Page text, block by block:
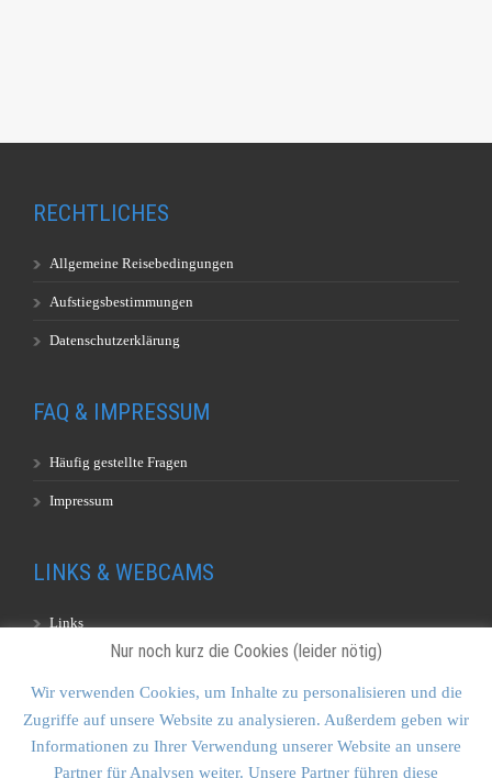
RECHTLICHES
Allgemeine Reisebedingungen
Aufstiegsbestimmungen
Datenschutzerklärung
FAQ & IMPRESSUM
Häufig gestellte Fragen
Impressum
LINKS & WEBCAMS
Links
KONTAKT & SITEMAP
Nur noch kurz die Cookies (leider nötig)
Wir verwenden Cookies, um Inhalte zu personalisieren und die
Zugriffe auf unsere Website zu analysieren. Außerdem geben wir
Informationen zu Ihrer Verwendung unserer Website an unsere
Partner für Analysen weiter. Unsere Partner führen diese